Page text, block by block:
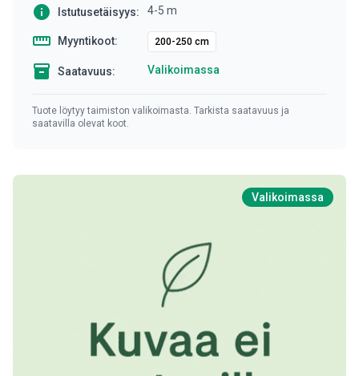
info Istutusetäisyys: 4-5 m
straighten Myyntikoot: 200-250 cm
inventory Saatavuus: Valikoimassa
Tuote löytyy taimiston valikoimasta. Tarkista saatavuus ja
saatavilla olevat koot.
Valikoimassa